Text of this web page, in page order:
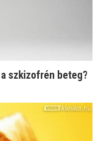
szkizofrén beteg?